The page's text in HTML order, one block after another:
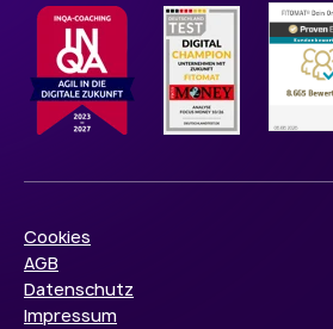
Cookies
AGB
Datenschutz
Impressum